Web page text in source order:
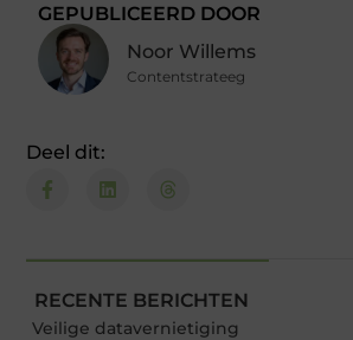
GEPUBLICEERD DOOR
Noor Willems
Contentstrateeg
Deel dit:
RECENTE BERICHTEN
Veilige datavernietiging